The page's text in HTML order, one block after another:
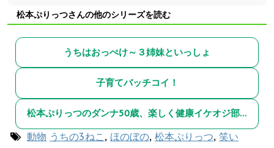
松本ぷりっつさんの他のシリーズを読む
うちはおっぺけ～３姉妹といっしょ
子育てバッチコイ！
松本ぷりっつのダンナ50歳、楽しく健康イケオジ部！
動物 うちの3ねこ , ほのぼの, 松本ぷりっつ, 笑い